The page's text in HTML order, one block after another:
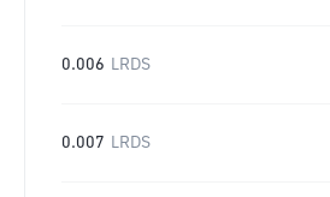
0.006 LRDS
0.007 LRDS